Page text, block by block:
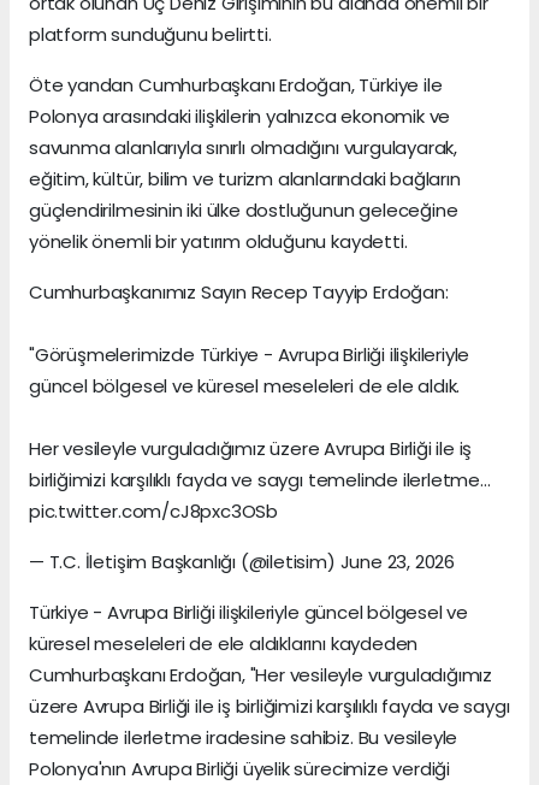
platform sunduğunu belirtti.
Öte yandan Cumhurbaşkanı Erdoğan, Türkiye ile
Polonya arasındaki ilişkilerin yalnızca ekonomik ve
savunma alanlarıyla sınırlı olmadığını vurgulayarak,
eğitim, kültür, bilim ve turizm alanlarındaki bağların
güçlendirilmesinin iki ülke dostluğunun geleceğine
yönelik önemli bir yatırım olduğunu kaydetti.
Cumhurbaşkanımız Sayın Recep Tayyip Erdoğan:
"Görüşmelerimizde Türkiye - Avrupa Birliği ilişkileriyle
güncel bölgesel ve küresel meseleleri de ele aldık.
Her vesileyle vurguladığımız üzere Avrupa Birliği ile iş
birliğimizi karşılıklı fayda ve saygı temelinde ilerletme…
pic.twitter.com/cJ8pxc3OSb
— T.C. İletişim Başkanlığı (@iletisim) June 23, 2026
Türkiye - Avrupa Birliği ilişkileriyle güncel bölgesel ve
küresel meseleleri de ele aldıklarını kaydeden
Cumhurbaşkanı Erdoğan, "Her vesileyle vurguladığımız
üzere Avrupa Birliği ile iş birliğimizi karşılıklı fayda ve saygı
temelinde ilerletme iradesine sahibiz. Bu vesileyle
Polonya'nın Avrupa Birliği üyelik sürecimize verdiği